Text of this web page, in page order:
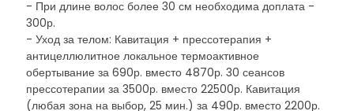
- При длине волос более 30 см необходима доплата -
300р.
- Уход за телом: Кавитация + прессотерапия +
антицеллюлитное локальное термоактивное
обертывание за 690р. вместо 4870р. 30 сеансов
прессотерапии за 3500р. вместо 22500р. Кавитация
(любая зона на выбор, 25 мин.) за 490р. вместо 2200р.